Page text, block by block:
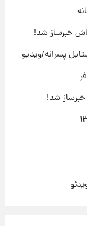
سایپا امروز شنبه
خبرساز شد!
پسرانه/ویدیو
شد!